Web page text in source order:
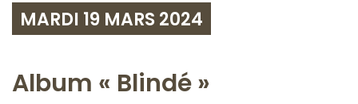
MARDI 19 MARS 2024
Album « Blindé »